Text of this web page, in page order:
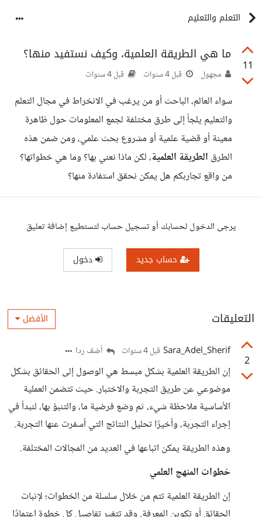
التعلم والتعليم
11
ما هي الطريقة العلمية، وكيف نستفيد منها؟
مجهول قبل 4 سنوات قبل 4 سنوات
سواء العالم، الباحث أو من يرغب في الانخراط في مجال التعلم
والتعليم يلجأ إلى طرق مختلفة لجمع المعلومات حول ظاهرة
معينة أو قضية علمية أو مشروع بحث علمي، ومن ضمن هذه
الطرق الطريقة العلمية، لكن ماذا نعني بها؟ وما هي خطواتها؟
من واقع تجاربكم هل يمكن نحقق استفادة منها؟
يرجى الدخول لحسابك أو تسجيل حساب لتستطيع إضافة تعليق
حساب جديد دخول
التعليقات الأفضل
2
Sara_Adel_Sherif قبل 4 سنوات أضف ردا
إن الطريقة العلمية بشكل مبسط هي الوصول إلى الحقائق بشكل
موضوعي عن طريق التجربة والاختبار. حيث تتضمن العملية
الأساسية ملاحظة شيء، ثم وضع فرضية ما، والتنبؤ بها، لنبدأ في
إجراء التجربة، وأخيرًا تحليل النتائج التي أسفرت عنها التجربة.
وهذه الطريقة يمكن اتباعها في العديد من المجالات المختلفة.
خطوات المنهج العلمي
إن الطريقة العلمية تتم من خلال سلسلة من الخطوات؛ لإثبات